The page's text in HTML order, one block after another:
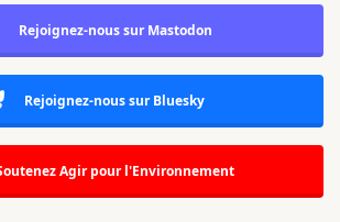
Rejoignez-nous sur Mastodon
Rejoignez-nous sur Bluesky
Agir pour l'Environnement